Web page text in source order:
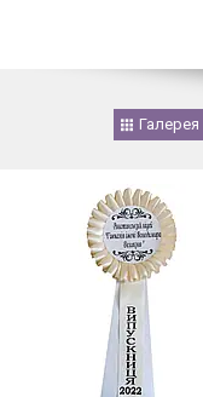
Галерея